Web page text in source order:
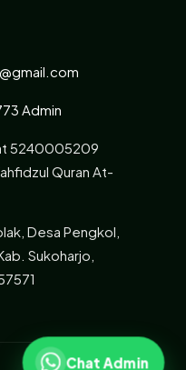
Admin
5240005209
Quran At-
Desa Pengkol,
Sukoharjo,
Chat Admin